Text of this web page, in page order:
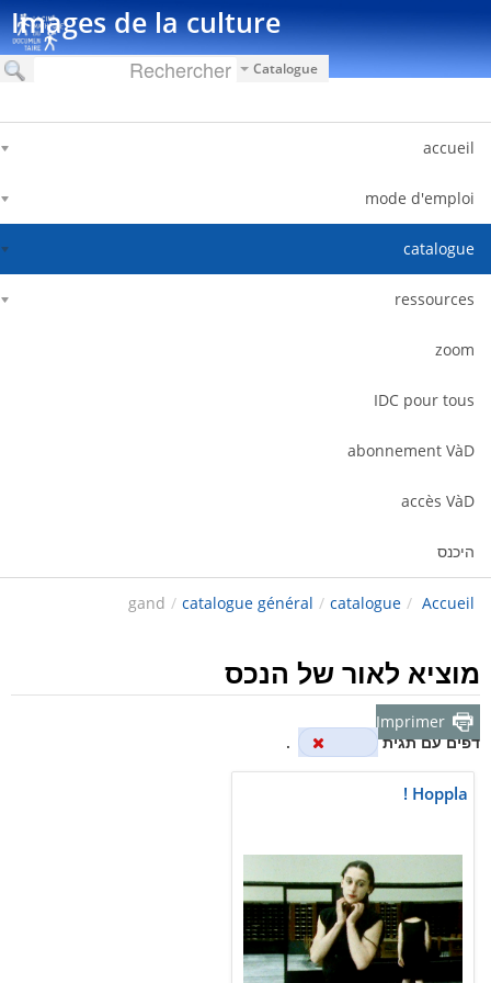
Images de la culture
Catalogue
accueil
mode d'emploi
catalogue
ressources
zoom
IDC pour tous
abonnement VàD
accès VàD
היכנס
Accueil
/
catalogue
/
catalogue général
/
gand
מוציא לאור של הנכס
דפים עם תגית .
Imprimer
Hoppla !